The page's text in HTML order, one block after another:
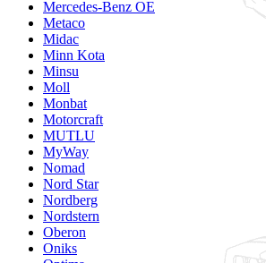
Mercedes-Benz OE
Metaco
Midac
Minn Kota
Minsu
Moll
Monbat
Motorcraft
MUTLU
MyWay
Nomad
Nord Star
Nordberg
Nordstern
Oberon
Oniks